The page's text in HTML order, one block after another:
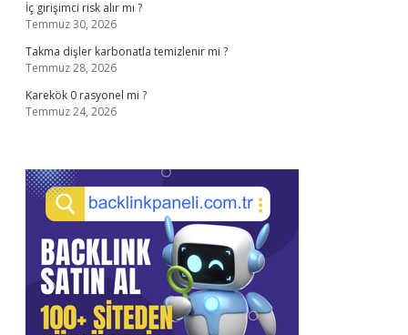
İç girişimci risk alır mı ?
Temmuz 30, 2026
Takma dişler karbonatla temizlenir mi ?
Temmuz 28, 2026
Karekök 0 rasyonel mi ?
Temmuz 24, 2026